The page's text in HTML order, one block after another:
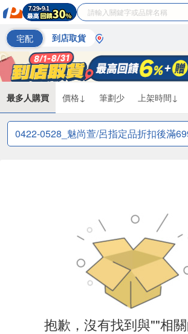
宅配 到店取貨
最多人購買 價格↓ 筆劃少 上架時間↓
0422-0528_魅尚萱/呂指定品折扣後滿
抱歉，沒有找到與""相